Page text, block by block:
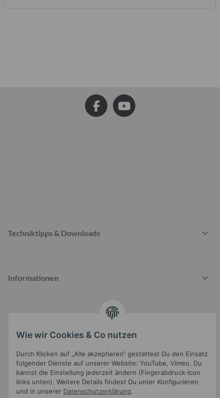
Techniktipps & Downloads
Informationen
Widerrufsbutton
Wie wir Cookies & Co nutzen
Durch Klicken auf „Alle akzeptieren“ gestattest Du den Einsatz
folgender Dienste auf unserer Website: YouTube, Vimeo. Du
kannst die Einstellung jederzeit ändern (Fingerabdruck-Icon
links unten). Weitere Details findest Du unter Konfigurieren
und in unserer Datenschutzerklärung.